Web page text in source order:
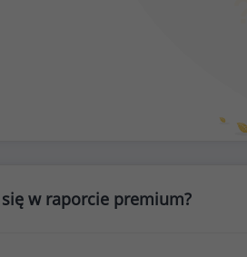
w raporcie premium?